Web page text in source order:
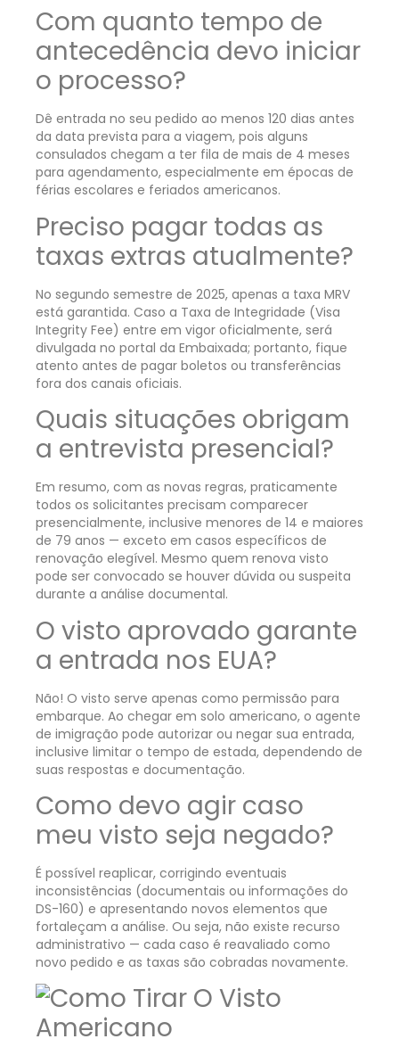
Com quanto tempo de
antecedência devo iniciar
o processo?
Dê entrada no seu pedido ao menos 120 dias antes
da data prevista para a viagem, pois alguns
consulados chegam a ter fila de mais de 4 meses
para agendamento, especialmente em épocas de
férias escolares e feriados americanos.
Preciso pagar todas as
taxas extras atualmente?
No segundo semestre de 2025, apenas a taxa MRV
está garantida. Caso a Taxa de Integridade (Visa
Integrity Fee) entre em vigor oficialmente, será
divulgada no portal da Embaixada; portanto, fique
atento antes de pagar boletos ou transferências
fora dos canais oficiais.
Quais situações obrigam
a entrevista presencial?
Em resumo, com as novas regras, praticamente
todos os solicitantes precisam comparecer
presencialmente, inclusive menores de 14 e maiores
de 79 anos — exceto em casos específicos de
renovação elegível. Mesmo quem renova visto
pode ser convocado se houver dúvida ou suspeita
durante a análise documental.
O visto aprovado garante
a entrada nos EUA?
Não! O visto serve apenas como permissão para
embarque. Ao chegar em solo americano, o agente
de imigração pode autorizar ou negar sua entrada,
inclusive limitar o tempo de estada, dependendo de
suas respostas e documentação.
Como devo agir caso
meu visto seja negado?
É possível reaplicar, corrigindo eventuais
inconsistências (documentais ou informações do
DS-160) e apresentando novos elementos que
fortaleçam a análise. Ou seja, não existe recurso
administrativo — cada caso é reavaliado como
novo pedido e as taxas são cobradas novamente.